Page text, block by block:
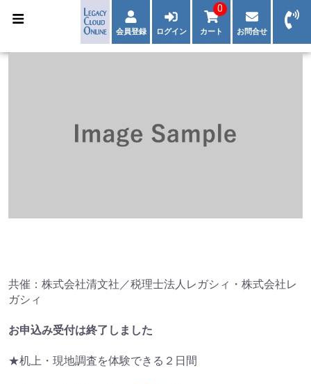
会員登録 ログイン カート
0
お問合せ
共催：株式会社清文社／税理士法人レガシィ・株式会社レ
ガシィ
お申込み受付は終了しました
★机上・現地調査を体験できる２日間